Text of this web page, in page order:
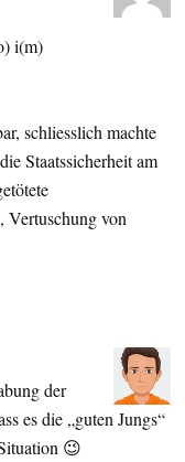
i(m)
schliesslich machte
Staatssicherheit am
Vertuschung von
der
es die „guten Jungs“
😉